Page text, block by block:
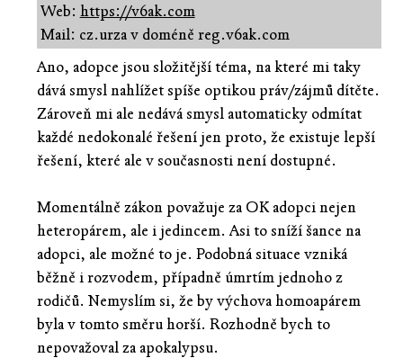
Web: https://v6ak.com
Mail: cz.urza v doméně reg.v6ak.com
Ano, adopce jsou složitější téma, na které mi taky
dává smysl nahlížet spíše optikou práv/zájmů dítěte.
Zároveň mi ale nedává smysl automaticky odmítat
každé nedokonalé řešení jen proto, že existuje lepší
řešení, které ale v současnosti není dostupné.
Momentálně zákon považuje za OK adopci nejen
heteropárem, ale i jedincem. Asi to sníží šance na
adopci, ale možné to je. Podobná situace vzniká
běžně i rozvodem, případně úmrtím jednoho z
rodičů. Nemyslím si, že by výchova homoapárem
byla v tomto směru horší. Rozhodně bych to
nepovažoval za apokalypsu.